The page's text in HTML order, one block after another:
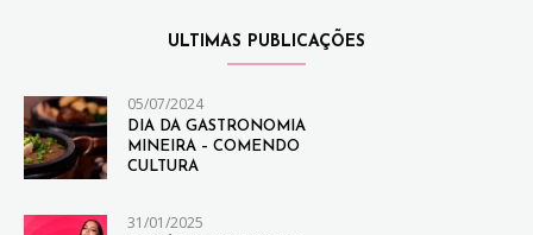
ULTIMAS PUBLICAÇÕES
05/07/2024
DIA DA GASTRONOMIA
MINEIRA – COMENDO
CULTURA
31/01/2025